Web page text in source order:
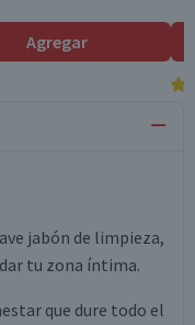
Agregar
jabón de limpieza,
tu zona íntima.
que dure todo el